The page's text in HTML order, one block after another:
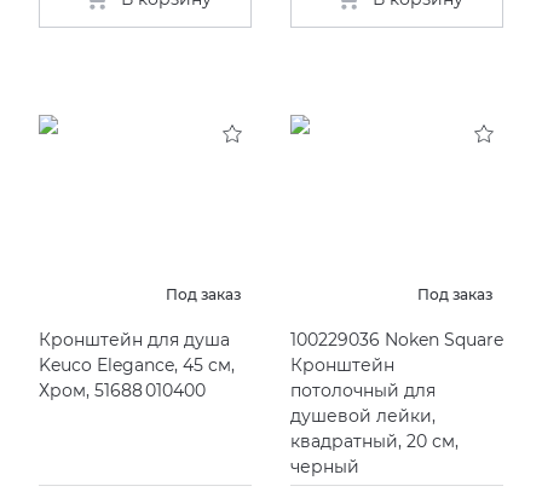
Под заказ
Кронштейн для душа
Keuco Elegance, 45 cм,
Хром, 51688 010400
Под заказ
100229036 Noken Square
Кронштейн
потолочный для
душевой лейки,
квадратный, 20 см,
черный